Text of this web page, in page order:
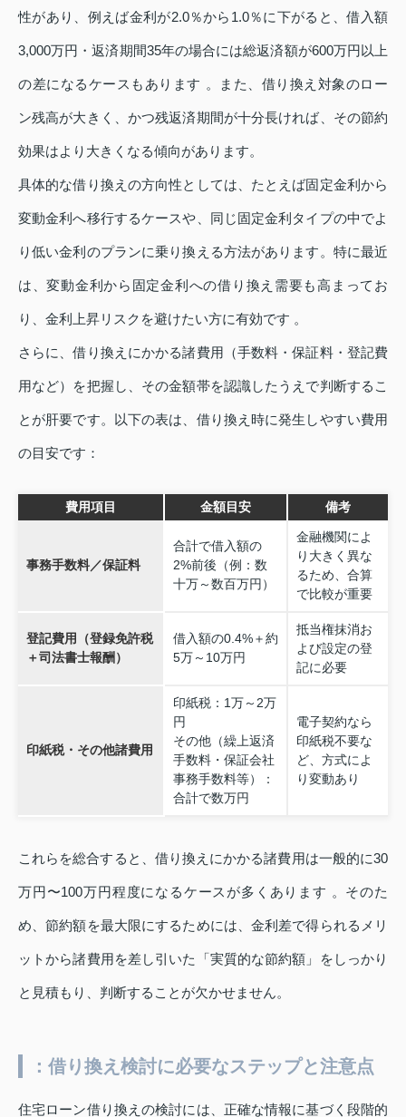
性があり、例えば金利が2.0％から1.0％に下がると、借入額
3,000万円・返済期間35年の場合には総返済額が600万円以上
の差になるケースもあります 。また、借り換え対象のロー
ン残高が大きく、かつ残返済期間が十分長ければ、その節約
効果はより大きくなる傾向があります。
具体的な借り換えの方向性としては、たとえば固定金利から
変動金利へ移行するケースや、同じ固定金利タイプの中でよ
り低い金利のプランに乗り換える方法があります。特に最近
は、変動金利から固定金利への借り換え需要も高まってお
り、金利上昇リスクを避けたい方に有効です 。
さらに、借り換えにかかる諸費用（手数料・保証料・登記費
用など）を把握し、その金額帯を認識したうえで判断するこ
とが肝要です。以下の表は、借り換え時に発生しやすい費用
の目安です：
費用項目 金額目安 備考
事務手数料／保証料
合計で借入額の
2%前後（例：数
十万～数百万円）
金融機関によ
り大きく異な
るため、合算
で比較が重要
登記費用（登録免許税
＋司法書士報酬）
借入額の0.4%＋約
5万～10万円
抵当権抹消お
よび設定の登
記に必要
印紙税・その他諸費用
印紙税：1万～2万
円
その他（繰上返済
手数料・保証会社
事務手数料等）：
合計で数万円
電子契約なら
印紙税不要な
ど、方式によ
り変動あり
これらを総合すると、借り換えにかかる諸費用は一般的に30
万円〜100万円程度になるケースが多くあります 。そのた
め、節約額を最大限にするためには、金利差で得られるメリ
ットから諸費用を差し引いた「実質的な節約額」をしっかり
と見積もり、判断することが欠かせません。
：借り換え検討に必要なステップと注意点
住宅ローン借り換えの検討には、正確な情報に基づく段階的